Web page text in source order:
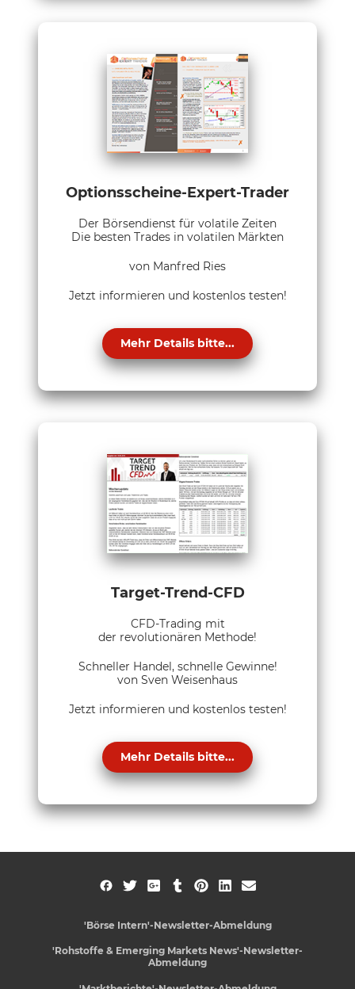
Optionsscheine-Expert-Trader
Der Börsendienst für volatile Zeiten
Die besten Trades in volatilen Märkten
von Manfred Ries
Jetzt informieren und kostenlos testen!
Mehr Details bitte...
Target-Trend-CFD
CFD-Trading mit
der revolutionären Methode!
Schneller Handel, schnelle Gewinne!
von Sven Weisenhaus
Jetzt informieren und kostenlos testen!
Mehr Details bitte...
'Börse Intern'-Newsletter-Abmeldung
'Rohstoffe & Emerging Markets News'-Newsletter-
Abmeldung